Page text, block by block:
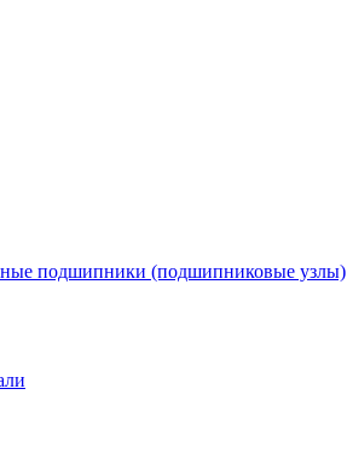
подшипники (подшипниковые узлы)